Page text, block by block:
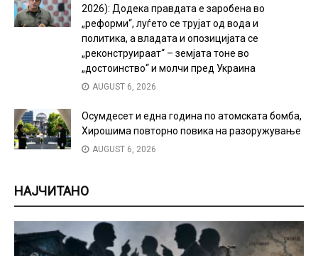
2026): Додека правдата е заробена во
„реформи“, луѓето се трујат од вода и
политика, а владата и опозицијата се
„реконструираат“ – земјата тоне во
„достоинство“ и молчи пред Украина
AUGUST 6, 2026
Осумдесет и една година по атомската бомба,
Хирошима повторно повика на разоружување
AUGUST 6, 2026
НАЈЧИТАНО